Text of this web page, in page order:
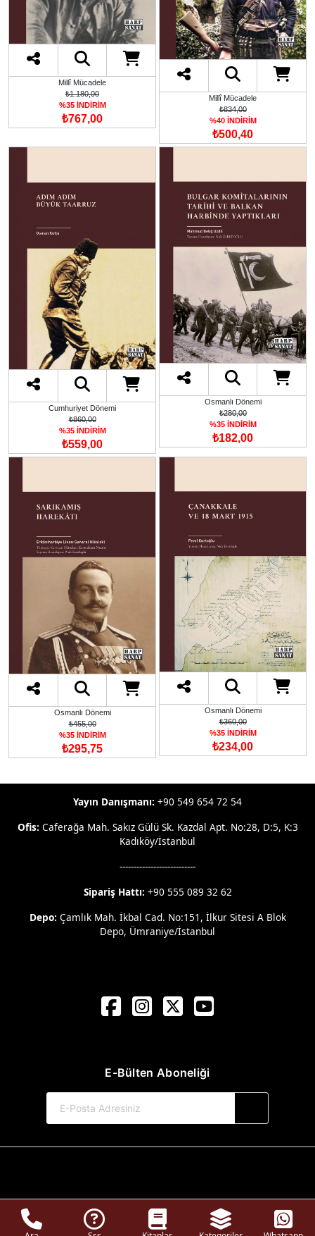
Millî Mücadele
₺1.180,00
%35 İNDİRİM
₺767,00
Millî Mücadele
₺834,00
%40 İNDİRİM
₺500,40
Cumhuriyet Dönemi
₺860,00
%35 İNDİRİM
₺559,00
Osmanlı Dönemi
₺280,00
%35 İNDİRİM
₺182,00
Osmanlı Dönemi
₺455,00
%35 İNDİRİM
₺295,75
Osmanlı Dönemi
₺360,00
%35 İNDİRİM
₺234,00
Yayın Danışmanı: +90 549 654 72 54
Ofis: Caferağa Mah. Sakız Gülü Sk. Kazdal Apt. No:28, D:5, K:3
Kadıköy/İstanbul
---------------------------
Sipariş Hattı: +90 555 089 32 62
Depo: Çamlık Mah. İkbal Cad. No:151, İlkur Sitesi A Blok
Depo, Ümraniye/İstanbul
E-Bülten Aboneliği